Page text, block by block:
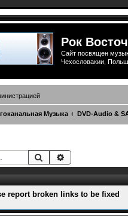
Рок
Сайт посвящен
Чехословакии,
Музыка DVD-Audio &
Поиск
report broken links to be fixed